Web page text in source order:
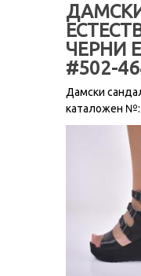
ЧЕРНИ
#502-
Дамски
каталожен №: